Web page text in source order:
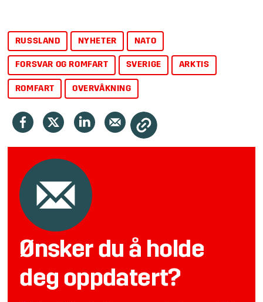
RUSSLAND NYHETER NATO
FORSVAR OG ROMFART SVERIGE ARKTIS
ROMFART OVERVÅKNING
Ønsker du å holde
deg oppdatert?